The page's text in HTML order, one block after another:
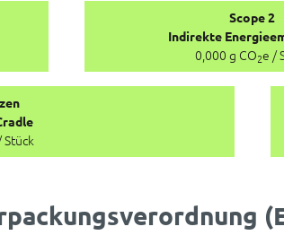
Scope 2
Indirekte
0,000 g CO2e /
Stück